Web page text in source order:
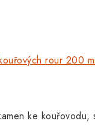
rour 200
ke kouřovodu,